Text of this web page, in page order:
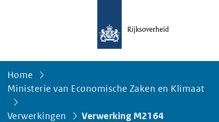
Home
Ministerie van Economische Zaken en Klimaat
Verwerkingen Verwerking M2164